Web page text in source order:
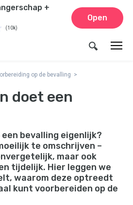
+
(10k)
Open
op de bevalling
doet een
bevalling eigenlijk?
te omschrijven –
maar ook
tijdelijk. Hier leggen we
waarom deze optreedt
kunt voorbereiden op de